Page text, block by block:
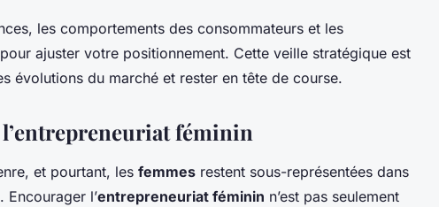
les comportements des consommateurs et les
ajuster votre positionnement. Cette veille stratégique est
évolutions du marché et rester en tête de course.
l’entrepreneuriat féminin
et pourtant, les femmes restent sous-représentées dans
. Encourager l’entrepreneuriat féminin n’est pas seulement